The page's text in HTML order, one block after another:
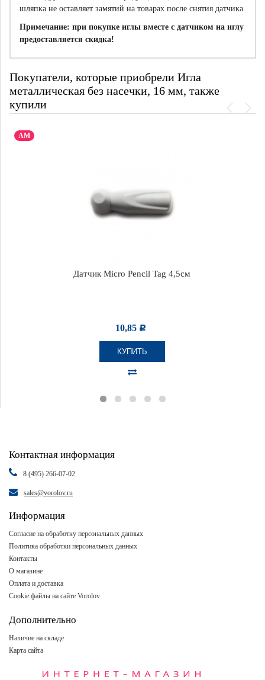
шляпка не оставляет замятий на товарах после снятия датчика.
Примечание: при покупке иглы вместе с датчиком на иглу
предоставляется скидка!
Покупатели, которые приобрели Игла
металлическая без насечки, 16 мм, также
купили
АМ
Датчик Micro Pencil Tag 4,5см
10,85 Р
КУПИТЬ
Контактная информация
8 (495) 266-07-02
sales@vorolov.ru
Информация
Согласие на обработку персональных данных
Политика обработки персональных данных
Контакты
О магазине
Оплата и доставка
Cookie файлы на сайте Vorolov
Дополнительно
Наличие на складе
Карта сайта